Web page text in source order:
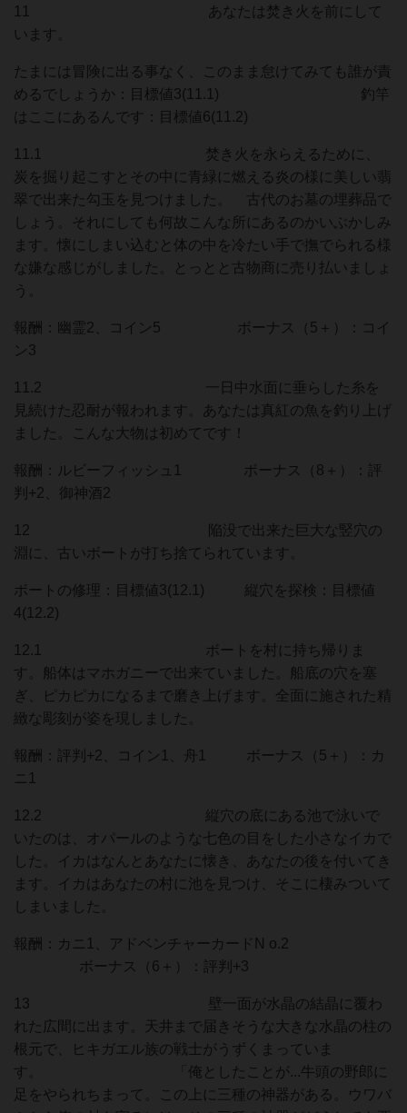
11 あなたは焚き火を前にして
います。
たまには冒険に出る事なく、このまま怠けてみても誰が責
めるでしょうか：目標値3(11.1) 釣竿
はここにあるんです：目標値6(11.2)
11.1 焚き火を永らえるために、
炭を掘り起こすとその中に青緑に燃える炎の様に美しい翡
翠で出来た勾玉を見つけました。 古代のお墓の埋葬品で
しょう。それにしても何故こんな所にあるのかいぶかしみ
ます。懐にしまい込むと体の中を冷たい手で撫でられる様
な嫌な感じがしました。とっとと古物商に売り払いましょ
う。
報酬：幽霊2、コイン5 ボーナス（5＋）：コイ
ン3
11.2 一日中水面に垂らした糸を
見続けた忍耐が報われます。あなたは真紅の魚を釣り上げ
ました。こんな大物は初めてです！
報酬：ルビーフィッシュ1 ボーナス（8＋）：評
判+2、御神酒2
12 陥没で出来た巨大な竪穴の
淵に、古いボートが打ち捨てられています。
ボートの修理：目標値3(12.1) 縦穴を探検：目標値
4(12.2)
12.1 ボートを村に持ち帰りま
す。船体はマホガニーで出来ていました。船底の穴を塞
ぎ、ピカピカになるまで磨き上げます。全面に施された精
緻な彫刻が姿を現しました。
報酬：評判+2、コイン1、舟1 ボーナス（5＋）：カ
ニ1
12.2 縦穴の底にある池で泳いで
いたのは、オパールのような七色の目をした小さなイカで
した。イカはなんとあなたに懐き、あなたの後を付いてき
ます。イカはあなたの村に池を見つけ、そこに棲みついて
しまいました。
報酬：カニ1、アドベンチャーカードN o.2
ボーナス（6＋）：評判+3
13 壁一面が水晶の結晶に覆わ
れた広間に出ます。天井まで届きそうな大きな水晶の柱の
根元で、ヒキガエル族の戦士がうずくまっていま
す。 「俺としたことが...牛頭の野郎に
足をやられちまって。この上に三種の神器がある。ウワバ